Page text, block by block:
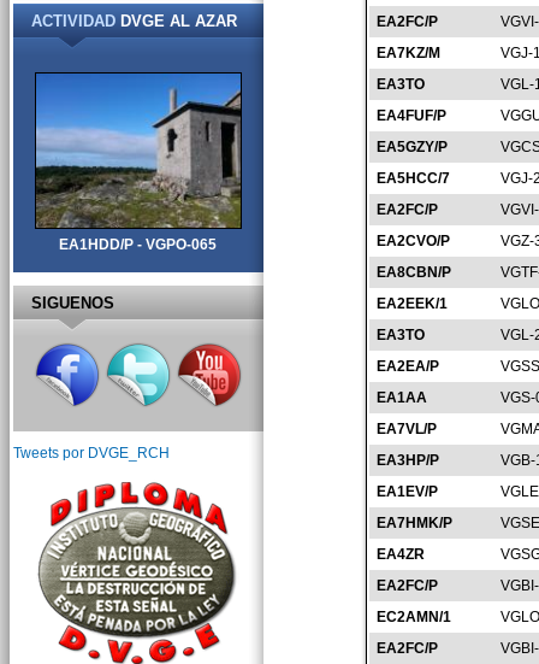
EA2FC/P
EA7KZ/M
VGJ-
EA3TO
VGL-
EA4FUF/P
EA5GZY/P
EA5HCC/7
VGJ-
EA2FC/P
EA2CVO/P
VGZ-
EA8CBN/P
EA2EEK/1
EA3TO
VGL-
EA2EA/P
EA1AA
EA7VL/P
EA3HP/P
VGB-
EA1EV/P
EA7HMK/P
EA4ZR
EA2FC/P
EC2AMN/1
EA2FC/P
ACTIVIDADDVGE AL AZAR
EA1HDD/P - VGPO-065
SIGUENOS
Tweets por DVGE_RCH